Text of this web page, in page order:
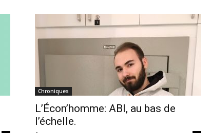
Chroniques
L’Écon’homme: ABI, au bas de
l’échelle.